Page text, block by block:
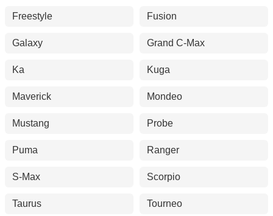
Freestyle Fusion
Galaxy Grand C-Max
Ka Kuga
Maverick Mondeo
Mustang Probe
Puma Ranger
S-Max Scorpio
Taurus Tourneo